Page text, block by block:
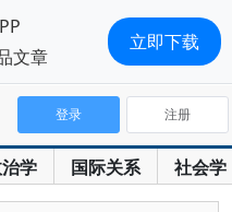
学 国际关系 社会学
登录 注册
文章
立即下载